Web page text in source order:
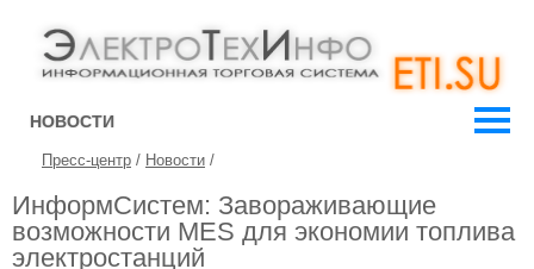
НОВОСТИ
Пресс-центр / Новости /
ИнформСистем: Завораживающие
возможности MES для экономии топлива
электростанций